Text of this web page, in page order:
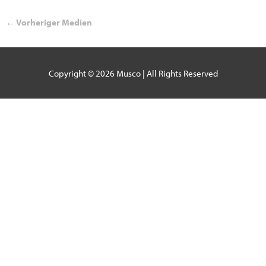
← Vorheriger Medien
Copyright © 2026 Musco| All Rights Reserved